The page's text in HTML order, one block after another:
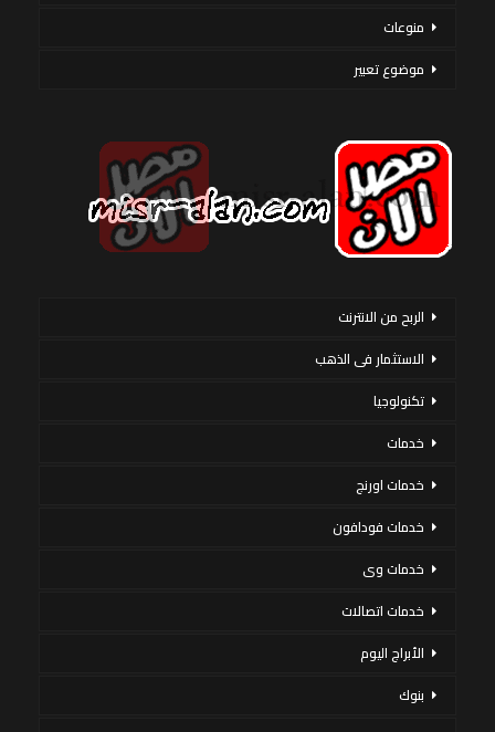
منوعات
موضوع تعبير
الربح من الانترنت
الاستثمار فى الذهب
تكنولوجيا
خدمات
خدمات اورنج
خدمات فودافون
خدمات وى
خدمات اتصالات
الأبراج اليوم
بنوك